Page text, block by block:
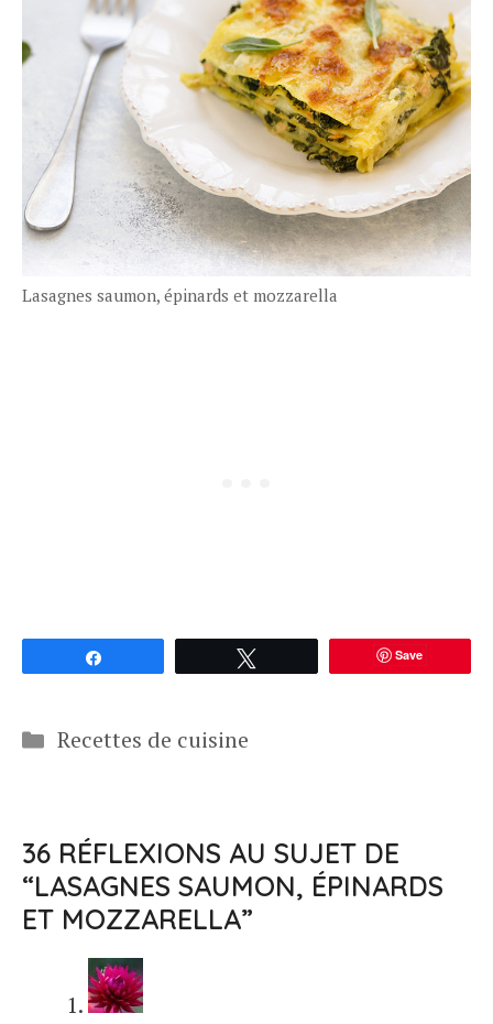
Lasagnes saumon, épinards et mozzarella
Save
Catégories
Recettes de cuisine
36 RÉFLEXIONS AU SUJET DE
“LASAGNES SAUMON, ÉPINARDS
ET MOZZARELLA”